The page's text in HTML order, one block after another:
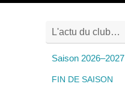
L'actu du club…
Saison 2026–2027
FIN DE SAISON